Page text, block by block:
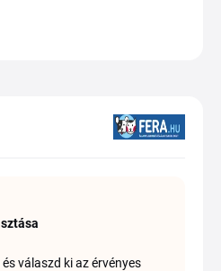
válaszd ki az érvényes